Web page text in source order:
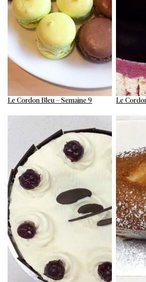
Le Cordon Bleu – Semaine 9 Le